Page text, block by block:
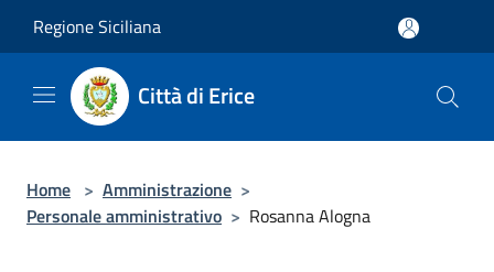
Regione Siciliana
Città di Erice
Home > Amministrazione >
Personale amministrativo > Rosanna Alogna